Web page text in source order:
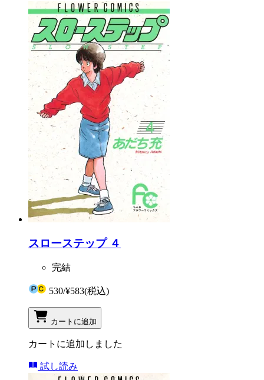
スローステップ ４
完結
530/¥583(税込)
カートに追加
カートに追加しました
試し読み